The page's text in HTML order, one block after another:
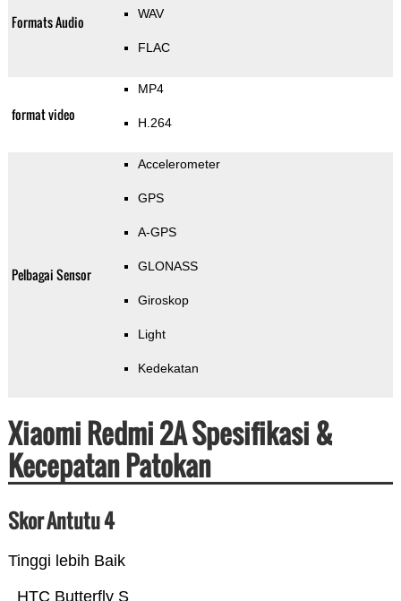
Formats Audio WAV
FLAC
format video
MP4
H.264
Pelbagai Sensor
Accelerometer
GPS
A-GPS
GLONASS
Giroskop
Light
Kedekatan
Xiaomi Redmi 2A Spesifikasi &
Kecepatan Patokan
Skor Antutu 4
Tinggi lebih Baik
HTC Butterfly S